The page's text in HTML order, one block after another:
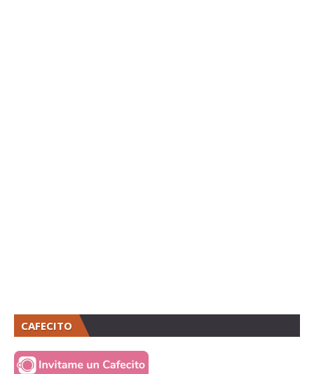
CAFECITO